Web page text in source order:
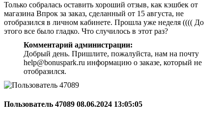
Только собралась оставить хороший отзыв, как кэшбек от
магазина Впрок за заказ, сделанный от 15 августа, не
отобразился в личном кабинете. Прошла уже неделя (((( До
этого все было гладко. Что случилось в этот раз?
Комментарий администрации:
Добрый день. Пришлите, пожалуйста, нам на почту
help@bonuspark.ru информацию о заказе, который не
отобразился.
Пользователь 47089 08.06.2024 13:05:05